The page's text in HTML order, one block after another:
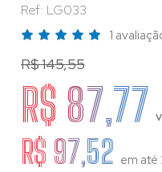
Ref: LG033
1
R$ 145,55
R$ 87,77
R$ 97,52 em até